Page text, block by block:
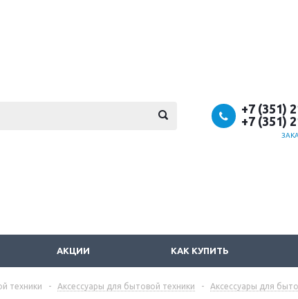
+7 (351)
+7 (351)
АКЦИИ КАК КУПИТЬ
техники - Аксессуары для бытовой техники - Аксессуары для